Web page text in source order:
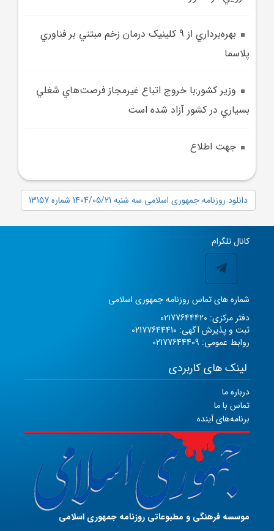
بهره‌برداري از 9 کلينيک درمان زخم مبتني بر فناوري
پلاسما
وزير کشور:با خروج اتباع غيرمجاز فرصت‌هاي شغلي
بسياري در کشور آزاد شده است
جهت اطلاع
دانلود روزنامه جمهوری اسلامی سه شنبه 1404/05/21 شماره 13157
کانال تلگرام
شماره های تماس روزنامه جمهوری اسلامی
دفتر مرکزی: 02177644420
ثبت و پذیرش آگهی: 02177644410
روابط عمومی: 02177644409
لینک های کاربردی
درباره ما
تماس با ما
برنامه‌های آینده
موسسه فرهنگی و مطبوعاتی روزنامه جمهوری اسلامی